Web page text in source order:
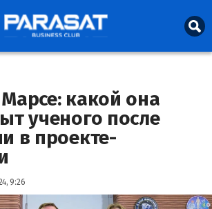
какой она
ученого после
в проекте-
9:26